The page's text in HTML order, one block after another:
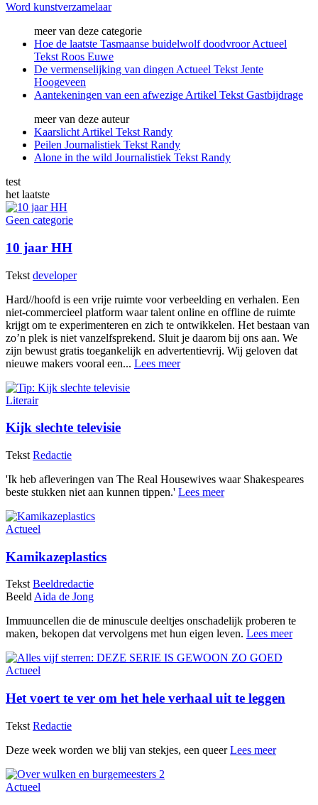
Word kunstverzamelaar
meer van deze categorie
Hoe de laatste Tasmaanse buidelwolf doodvroor Actueel
Tekst Roos Euwe
De vermenselijking van dingen Actueel Tekst Jente
Hoogeveen
Aantekeningen van een afwezige Artikel Tekst Gastbijdrage
meer van deze auteur
Kaarslicht Artikel Tekst Randy
Peilen Journalistiek Tekst Randy
Alone in the wild Journalistiek Tekst Randy
test
het laatste
Geen categorie
10 jaar HH
Tekst developer
Hard//hoofd is een vrije ruimte voor verbeelding en verhalen. Een
niet-commercieel platform waar talent online en offline de ruimte
krijgt om te experimenteren en zich te ontwikkelen. Het bestaan van
zo’n plek is niet vanzelfsprekend. Sluit je daarom bij ons aan. We
zijn bewust gratis toegankelijk en advertentievrij. Wij geloven dat
nieuwe makers vooral een... Lees meer
Literair
Kijk slechte televisie
Tekst Redactie
'Ik heb afleveringen van The Real Housewives waar Shakespeares
beste stukken niet aan kunnen tippen.' Lees meer
Actueel
Kamikazeplastics
Tekst Beeldredactie
BeeldAida de Jong
Immuuncellen die de minuscule deeltjes onschadelijk proberen te
maken, bekopen dat vervolgens met hun eigen leven. Lees meer
Actueel
Het voert te ver om het hele verhaal uit te leggen
Tekst Redactie
Deze week worden we blij van stekjes, een queerLees meer
Actueel